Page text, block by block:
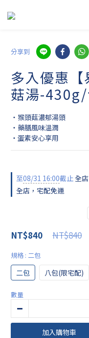
分享到
多入優惠
菇湯-
・猴頭菇濃郁湯頭
・藥膳風味溫潤
・蛋素安心享用
至08/31 16:00截止全
全店，宅配免運
NT$840
NT$840
規格 : 二包
二包 八包(限宅配)
數量
加入購物車